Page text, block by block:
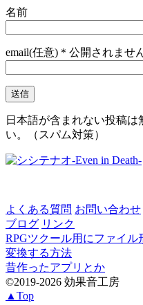
名前
email(任意)＊公開されませ
日本語が含まれない投稿
い。（スパム対策）
よくある質問 お問い合わせ
ブログ リンク
RPGツクール用にファイル
変換する方法
昔作ったアプリとか
©2019-2026 効果音工房
▲Top